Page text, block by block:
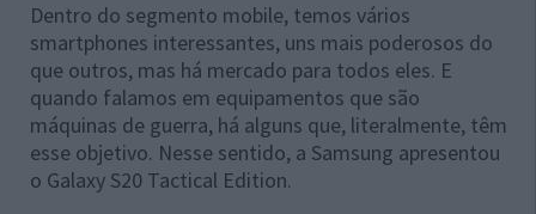
Dentro do segmento mobile, temos vários
smartphones interessantes, uns mais poderosos do
que outros, mas há mercado para todos eles. E
quando falamos em equipamentos que são
máquinas de guerra, há alguns que, literalmente, têm
esse objetivo. Nesse sentido, a Samsung apresentou
o Galaxy S20 Tactical Edition.